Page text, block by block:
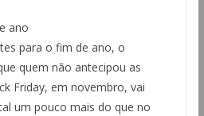
ano
para o fim de ano, o
quem não antecipou as
Friday, em novembro, vai
um pouco mais do que no